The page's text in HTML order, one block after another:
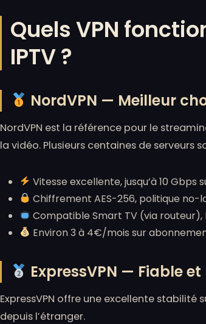
Quels VPN
IPTV ?
NordVPN — Meilleur
NordVPN est la référence pour le
la vidéo. Plusieurs centaines de serveurs
Vitesse excellente, jusqu’à 10 Gbps
Chiffrement AES-256, politique no-
Compatible Smart TV (via routeur),
Environ 3 à 4€/mois sur
ExpressVPN — Fiable
ExpressVPN offre une excellente stabilité
depuis l’étranger.